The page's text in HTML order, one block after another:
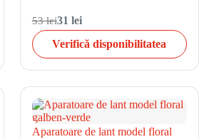
53 lei31 lei
Verifică disponibilitatea
Aparatoare de lant model floral